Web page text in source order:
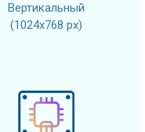
Вертикальный
(1024x768 px)